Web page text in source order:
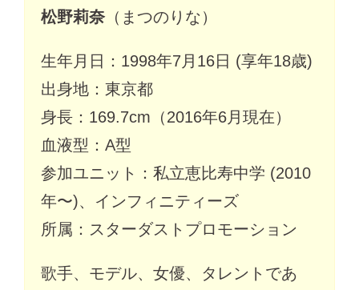
松野莉奈（まつのりな）
生年月日：1998年7月16日 (享年18歳)
出身地：東京都
身長：169.7cm（2016年6月現在）
血液型：A型
参加ユニット：私立恵比寿中学 (2010
年〜)、インフィニティーズ
所属：スターダストプロモーション
歌手、モデル、女優、タレントであ